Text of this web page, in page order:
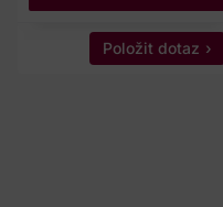
Položit dotaz